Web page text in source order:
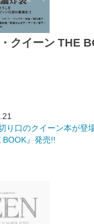
クイーン THE
り口のクイーン本が
BOOK』発売!!